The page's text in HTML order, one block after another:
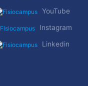
YouTube
Instagram
Linkedin